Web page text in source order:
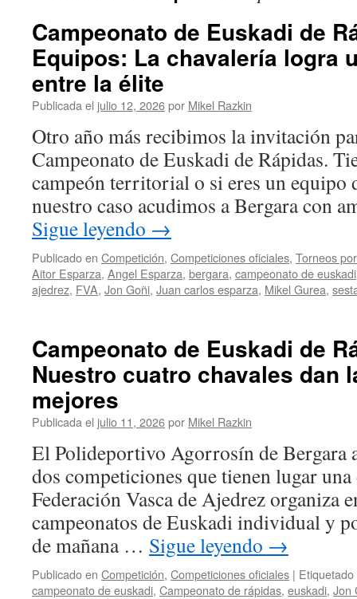
Campeonato de Euskadi de
Equipos: La chavalería logra
entre la élite
Publicada el julio 12, 2026por Mikel Razkin
Otro año más recibimos la invitación
Campeonato de Euskadi de Rápidas.
campeón territorial o si eres un equipo
nuestro caso acudimos a Bergara con
Sigue leyendo →
Publicado en Competición, Competiciones oficiales, Torneos
Aitor Esparza, Angel Esparza, bergara, campeonato de euskadi
ajedrez, FVA, Jon Goñi, Juan carlos esparza, Mikel Gurea,
Campeonato de Euskadi de
Nuestro cuatro chavales dan
mejores
Publicada el julio 11, 2026por Mikel Razkin
El Polideportivo Agorrosín de Bergara
dos competiciones que tienen lugar
Federación Vasca de Ajedrez organiza
campeonatos de Euskadi individual y
de mañana … Sigue leyendo →
Publicado en Competición, Competiciones oficiales | Etiquetado
campeonato de euskadi, Campeonato de rápidas, euskadi, Jon